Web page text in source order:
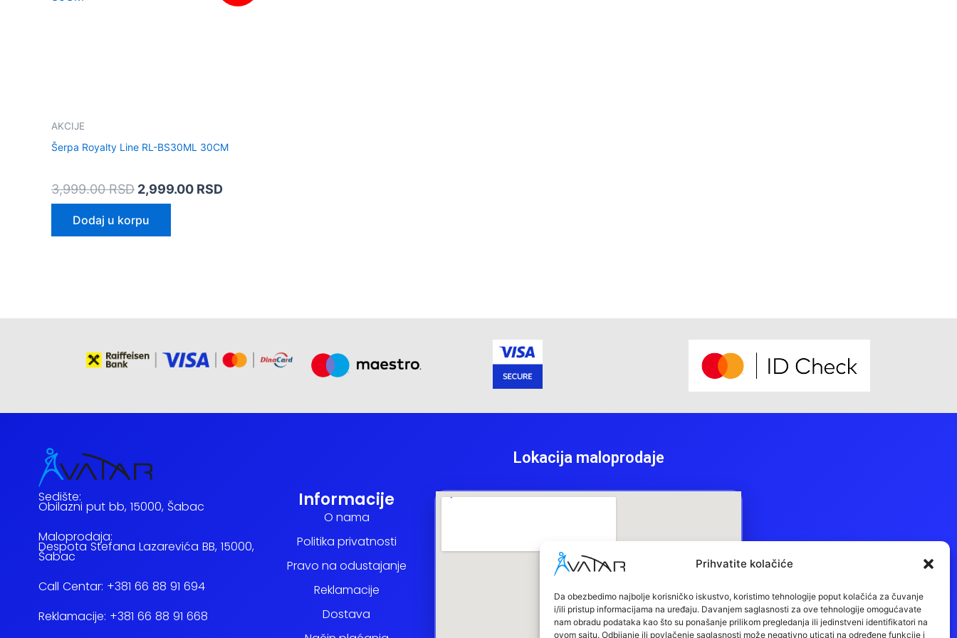
Prihvatite kolačiće
Da obezbedimo najbolje korisničko iskustvo, koristimo tehnologije poput kolačića za čuvanje
i/ili pristup informacijama na uređaju. Davanjem saglasnosti za ove tehnologije omogućavate
nam obradu podataka kao što su ponašanje prilikom pregledanja ili jedinstveni identifikatori na
ovom sajtu. Odbijanje ili povlačenje saglasnosti može negativno uticati na određene funkcije i
AKCIJE
Šerpa Royalty Line RL-BS30ML 30CM
3,999.00RSD 2,999.00 RSD
Dodaj u korpu
Sedište:
Obilazni put bb, 15000, Šabac
Maloprodaja:
Despota Stefana Lazarevića BB, 15000,
Šabac
Call Centar: +381 66 88 91 694
Reklamacije: +381 66 88 91 668
Informacije
O nama
Politika privatnosti
Pravo na odustajanje
Reklamacije
Dostava
Lokacija maloprodaje